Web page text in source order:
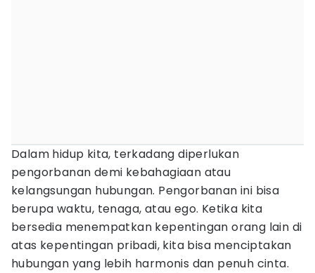
Dalam hidup kita, terkadang diperlukan
pengorbanan demi kebahagiaan atau
kelangsungan hubungan. Pengorbanan ini bisa
berupa waktu, tenaga, atau ego. Ketika kita
bersedia menempatkan kepentingan orang lain di
atas kepentingan pribadi, kita bisa menciptakan
hubungan yang lebih harmonis dan penuh cinta.